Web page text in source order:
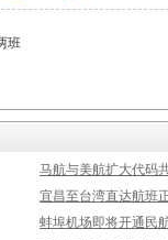
班
马航与美航扩大代码
宜昌至台湾直达航班
蚌埠机场即将开通民